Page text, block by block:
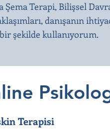
Şema Terapi, Bilişsel
danışanın
şekilde kullanıyorum.
Terapisi